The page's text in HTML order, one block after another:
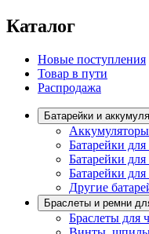
Каталог
Новые поступления
Товар в пути
Распродажа
Батарейки и
Батарейки
Батарейки
Батарейки для
Другие
Браслеты и ремни
Браслеты для